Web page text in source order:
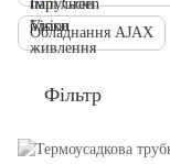
Обладнання AJAX
Фільтр